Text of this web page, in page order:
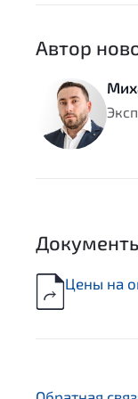
Автор
Цены на